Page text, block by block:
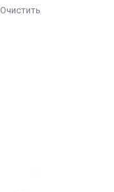
Очистить